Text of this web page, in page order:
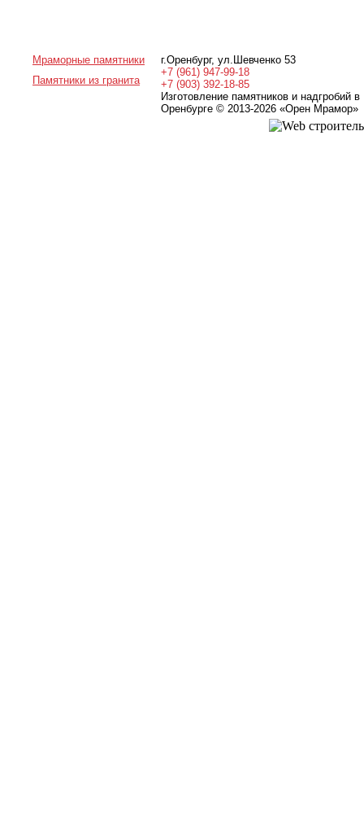
Мраморные памятники
Памятники из гранита
г.Оренбург, ул.Шевченко 53
+7 (961) 947-99-18
+7 (903) 392-18-85
Изготовление памятников и надгробий в
Оренбурге © 2013-2026 «Орен Мрамор»